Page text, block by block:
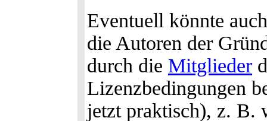
Eventuell könnte
die Autoren der
durch die Mitglieder
Lizenzbedingungen
jetzt praktisch), z. B.